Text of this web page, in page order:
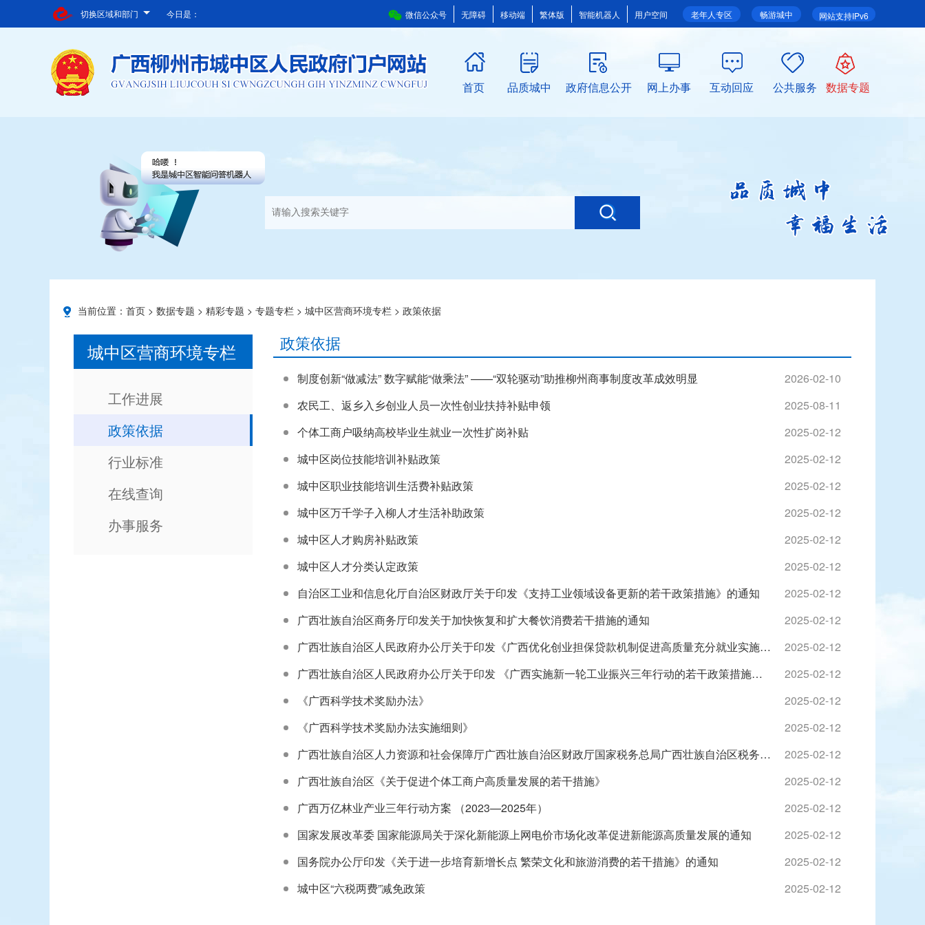
切换区域和部门 网站支持IPv6
畅游城中
老年人专区
微信公众号 无障碍 移动端 繁体版 智能机器人 用户空间
今日是：
首页 品质城中 政府信息公开 网上办事 互动回应 公共服务 数据专题
当前位置： 首页 > 数据专题 > 精彩专题 > 专题专栏 > 城中区营商环境专栏 > 政策依据
城中区营商环境专栏
工作进展
政策依据
行业标准
在线查询
办事服务
政策依据
制度创新“做减法” 数字赋能“做乘法” ——“双轮驱动”助推柳州商事制度改革成效明显
2026-02-10
农民工、返乡入乡创业人员一次性创业扶持补贴申领
2025-08-11
个体工商户吸纳高校毕业生就业一次性扩岗补贴
2025-02-12
城中区岗位技能培训补贴政策
2025-02-12
城中区职业技能培训生活费补贴政策
2025-02-12
城中区万千学子入柳人才生活补助政策
2025-02-12
城中区人才购房补贴政策
2025-02-12
城中区人才分类认定政策
2025-02-12
自治区工业和信息化厅自治区财政厅关于印发《支持工业领域设备更新的若干政策措施》的通知
2025-02-12
广西壮族自治区商务厅印发关于加快恢复和扩大餐饮消费若干措施的通知
2025-02-12
广西壮族自治区人民政府办公厅关于印发《广西优化创业担保贷款机制促进高质量充分就业实施办法（试行）》的通知
2025-02-12
广西壮族自治区人民政府办公厅关于印发 《广西实施新一轮工业振兴三年行动的若干政策措施》的通知
2025-02-12
《广西科学技术奖励办法》
2025-02-12
《广西科学技术奖励办法实施细则》
2025-02-12
广西壮族自治区人力资源和社会保障厅广西壮族自治区财政厅国家税务总局广西壮族自治区税务局关于做好延续实施失业保险援企稳岗政策有关工作的通知
2025-02-12
广西壮族自治区《关于促进个体工商户高质量发展的若干措施》
2025-02-12
广西万亿林业产业三年行动方案 （2023—2025年）
2025-02-12
国家发展改革委 国家能源局关于深化新能源上网电价市场化改革促进新能源高质量发展的通知
2025-02-12
国务院办公厅印发《关于进一步培育新增长点 繁荣文化和旅游消费的若干措施》的通知
2025-02-12
城中区“六税两费”减免政策
2025-02-12